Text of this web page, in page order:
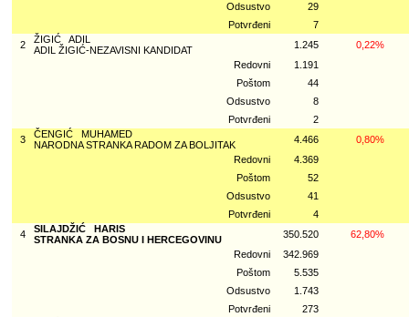
Odsustvo
29
Potvrđeni
7
2
ŽIGIĆ ADIL
ADIL ŽIGIĆ-NEZAVISNI KANDIDAT
1.245
0,22%
Redovni
1.191
Poštom
44
Odsustvo
8
Potvrđeni
2
3
ČENGIĆ MUHAMED
NARODNA STRANKA RADOM ZA BOLJITAK
4.466
0,80%
Redovni
4.369
Poštom
52
Odsustvo
41
Potvrđeni
4
4
SILAJDŽIĆ HARIS
STRANKA ZA BOSNU I HERCEGOVINU
350.520
62,80%
Redovni
342.969
Poštom
5.535
Odsustvo
1.743
Potvrđeni
273